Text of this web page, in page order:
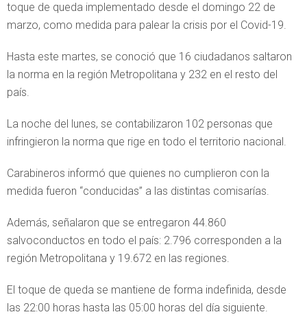
toque de queda implementado desde el domingo 22 de
marzo, como medida para palear la crisis por el Covid-19.
Hasta este martes, se conoció que 16 ciudadanos saltaron
la norma en la región Metropolitana y 232 en el resto del
país.
La noche del lunes, se contabilizaron 102 personas que
infringieron la norma que rige en todo el territorio nacional.
Carabineros informó que quienes no cumplieron con la
medida fueron “conducidas” a las distintas comisarías.
Además, señalaron que se entregaron 44.860
salvoconductos en todo el país: 2.796 corresponden a la
región Metropolitana y 19.672 en las regiones.
El toque de queda se mantiene de forma indefinida, desde
las 22:00 horas hasta las 05:00 horas del día siguiente.